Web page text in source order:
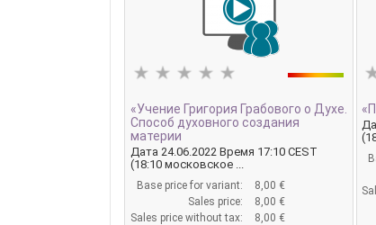
«Учение Григория Грабового о Духе.
Способ духовного создания
материи
Дата 24.06.2022 Время 17:10 CEST
(18:10 московское ...
Base price for variant:
8,00 €
Sales price:
8,00 €
Sales price without tax:
8,00 €